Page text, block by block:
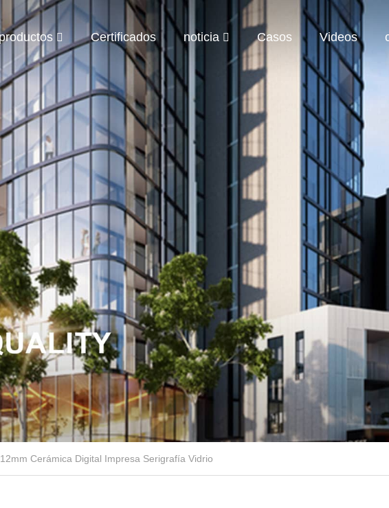
Certificados noticia Casos Videos
Cerámica Digital Impresa Serigrafía Vidrio